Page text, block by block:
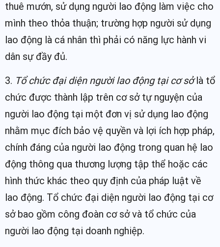
thuê mướn, sử dụng người lao động làm việc cho
mình theo thỏa thuận; trường hợp người sử dụng
lao động là cá nhân thì phải có năng lực hành vi
dân sự đầy đủ.
3. Tổ chức đại diện người lao động tại cơ sởlà tổ
chức được thành lập trên cơ sở tự nguyện của
người lao động tại một đơn vị sử dụng lao động
nhằm mục đích bảo vệ quyền và lợi ích hợp pháp,
chính đáng của người lao động trong quan hệ lao
động thông qua thương lượng tập thể hoặc các
hình thức khác theo quy định của pháp luật về
lao động. Tổ chức đại diện người lao động tại cơ
sở bao gồm công đoàn cơ sở và tổ chức của
người lao động tại doanh nghiệp.